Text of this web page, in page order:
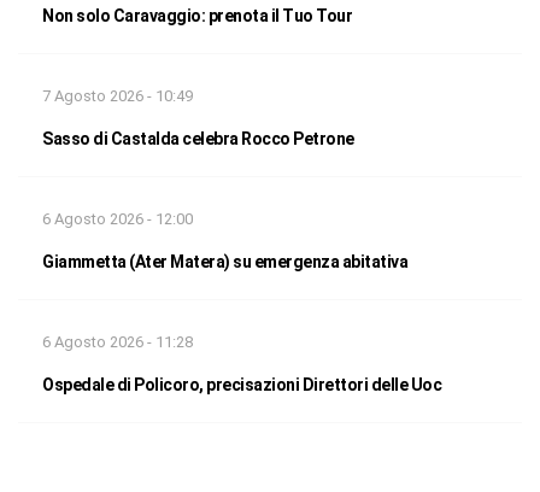
Non solo Caravaggio: prenota il Tuo Tour
7 Agosto 2026 - 10:49
Sasso di Castalda celebra Rocco Petrone
6 Agosto 2026 - 12:00
Giammetta (Ater Matera) su emergenza abitativa
6 Agosto 2026 - 11:28
Ospedale di Policoro, precisazioni Direttori delle Uoc